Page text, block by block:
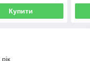
Купити